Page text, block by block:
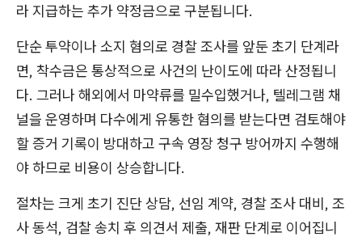
라 지급하는 추가 약정금으로 구분됩니다.
단순 투약이나 소지 혐의로 경찰 조사를 앞둔 초기 단계라
면, 착수금은 통상적으로 사건의 난이도에 따라 산정됩니
다. 그러나 해외에서 마약류를 밀수입했거나, 텔레그램 채
널을 운영하며 다수에게 유통한 혐의를 받는다면 검토해야
할 증거 기록이 방대하고 구속 영장 청구 방어까지 수행해
야 하므로 비용이 상승합니다.
절차는 크게 초기 진단 상담, 선임 계약, 경찰 조사 대비, 조
사 동석, 검찰 송치 후 의견서 제출, 재판 단계로 이어집니